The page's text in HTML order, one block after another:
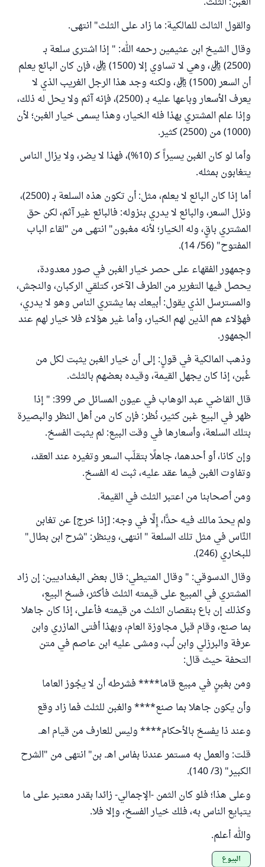
والقول الثالث للمالكية: ما زاد على الثلث" انتهى.
وقال الشيخ ابن عثيمين رحمه الله: " إذا اشترى سلعة بـ
(2500) ريال، وهي لا تساوي إلا (1500) ريال، فإن كان البائع يعلم
أن السعر (1500) ريال، ولكنه وجد هذا الرجل الغريب الذي لا
يعرف الأسعار وباعها عليه بـ (2500)، فإنه آثم ولا يحل له ذلك،
وإذا علم المشتري بهذا فله الخيار، وهذا يسمى خيار الغبن؛ لأن
(1000) من (2500) كثير.
وأما لو كان الغبن يسيراً كـ (10%)، فهذا لا يضر، ولا يزال الناس
يتغابون بمثله.
أما إذا كان البائع لا يعلم، مثل: أن تكون هذه السلعة بـ (2500)،
ونزل السعر، والبائع لا يدري بنزوله: فالبائع غير آثم، لكن حق
المشتري باقٍ، وله الخيار؛ لأنه مغبون" انتهى من "لقاء الباب
المفتوح" (56/ 14).
وجمهور الفقهاء على حصر خيار الغبن في صور معدودة،
يحصل فيها التغرير من الطرف الآخر، كتلقي الركبان، والنجش،
والمسترسل الذي يقول: أبيعك بما يشتري الناس وهو لا يدري،
فهؤلاء هم الذين لهم الخيار، وأما غير هؤلاء فلا خيار لهم عند
الجمهور.
وذهب المالكية في قولٍ: إلى أن خيار الغبن يثبت لكل من
غُبن، إذا كان يجهل القيمة، وقيده بعضهم بالثلث.
قال القاضي عبد الوهاب في عيون المسائل ص 399: " إذا
ظهر في البيع غبن كثير، نُظر: فإن كان من أهل النظر والبصيرة
بتلك السلعة، وأسعارها في وقت البيع: لم يثبت الفسخ.
وإن كانا، أو أحدهما، جاهلًا بتقلّب السعر وتغيره عند العقد،
وتفاوت الغبن فيما عقد عليه، ثبت له الفسخ.
ومن أصحابنا من اعتبر الثلث في القيمة.
ولم يحدّ مالك فيه حدًّا، إِلَّا في وجه: [إذا خرج] عن تغابن
النَّاس في مثل تلك السلعة " انتهى، وينظر: "شرح ابن بطال"
للبخاري (246).
وقال الدسوقي: " وقال المتيطي: قال بعض البغداديين: إن زاد
المشتري في المبيع على قيمته الثلث فأكثر، فسخ البيع،
وكذلك إن باع بنقصان الثلث من قيمته فأعلى، إذا كان جاهلا
بما صنع، وقام قبل مجاوزة العام، وبهذا أفتى المازري وابن
عرفة والبرزلي وابن لُب، ومشى عليه ابن عاصم في متن
التحفة حيث قال:
ومن بغبنٍ في مبيع قاما**** فشرطه أن لا يجُوز العاما
وأن يكون جاهلا بما صنع**** والغبن للثلث فما زاد وقع
وعند ذا يفسخ بالأحكام**** وليس للعارف من قيام اهـ.
قلت: والعمل به مستمر عندنا بفاس اهـ. بن" انتهى من "الشرح
الكبير" (3/ 140).
وعلى هذا؛ فلو كان الثمن -الإجمالي- زائدا بقدر معتبر على ما
يتبايع الناس به، فلك خيار الفسخ، وإلا فلا.
والله أعلم.
البيوع